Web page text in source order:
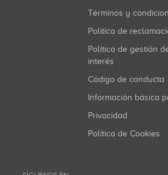
Términos y
Política de
Política de gestión de conflictos de
interés
Código de conducta
Información básica
Privacidad
Política de Cookies